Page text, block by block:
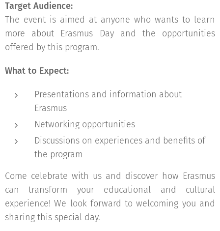
Target Audience:
The event is aimed at anyone who wants to learn
more about Erasmus Day and the opportunities
offered by this program. 👫🌏
What to Expect:
Presentations and information about
Erasmus
Networking opportunities
Discussions on experiences and benefits of
the program
Come celebrate with us and discover how Erasmus
can transform your educational and cultural
experience! We look forward to welcoming you and
sharing this special day.